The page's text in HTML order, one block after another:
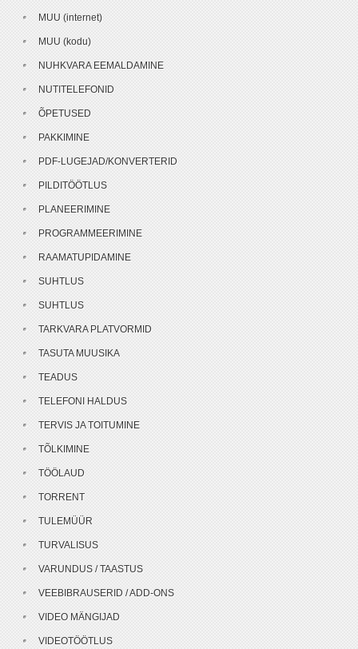
MUU (internet)
MUU (kodu)
NUHKVARA EEMALDAMINE
NUTITELEFONID
ÕPETUSED
PAKKIMINE
PDF-LUGEJAD/KONVERTERID
PILDITÖÖTLUS
PLANEERIMINE
PROGRAMMEERIMINE
RAAMATUPIDAMINE
SUHTLUS
SUHTLUS
TARKVARA PLATVORMID
TASUTA MUUSIKA
TEADUS
TELEFONI HALDUS
TERVIS JA TOITUMINE
TÕLKIMINE
TÖÖLAUD
TORRENT
TULEMÜÜR
TURVALISUS
VARUNDUS / TAASTUS
VEEBIBRAUSERID / ADD-ONS
VIDEO MÄNGIJAD
VIDEOTÖÖTLUS